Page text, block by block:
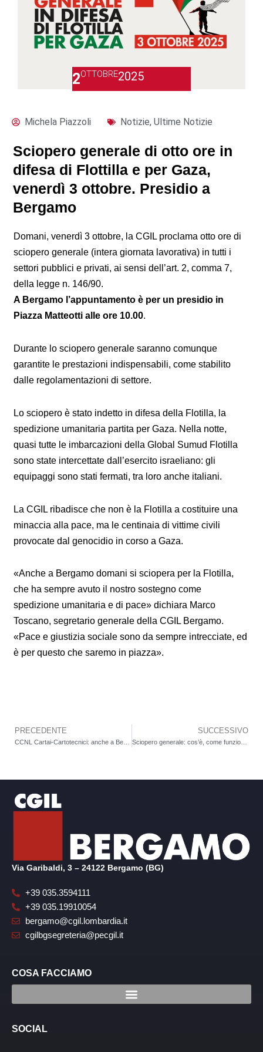
2OTTOBRE2025
Michela Piazzoli Notizie, Ultime Notizie
Sciopero generale di otto ore in
difesa di Flottilla e per Gaza,
venerdì 3 ottobre. Presidio a
Bergamo
Domani, venerdì 3 ottobre, la CGIL proclama otto ore di
sciopero generale (intera giornata lavorativa) in tutti i
settori pubblici e privati, ai sensi dell’art. 2, comma 7,
della legge n. 146/90.
A Bergamo l’appuntamento è per un presidio in
Piazza Matteotti alle ore 10.00.
Durante lo sciopero generale saranno comunque
garantite le prestazioni indispensabili, come stabilito
dalle regolamentazioni di settore.
Lo sciopero è stato indetto in difesa della Flotilla, la
spedizione umanitaria partita per Gaza. Nella notte,
quasi tutte le imbarcazioni della Global Sumud Flotilla
sono state intercettate dall’esercito israeliano: gli
equipaggi sono stati fermati, tra loro anche italiani.
La CGIL ribadisce che non è la Flotilla a costituire una
minaccia alla pace, ma le centinaia di vittime civili
provocate dal genocidio in corso a Gaza.
«Anche a Bergamo domani si sciopera per la Flotilla,
che ha sempre avuto il nostro sostegno come
spedizione umanitaria e di pace» dichiara Marco
Toscano, segretario generale della CGIL Bergamo.
«Pace e giustizia sociale sono da sempre intrecciate, ed
è per questo che saremo in piazza».
Precedente
PRECEDENTE SUCCESSIVO
Sciopero generale: cos’è, come funziona e cosa sapere
Via Garibaldi, 3 – 24122 Bergamo (BG)
+39 035.3594111
+39 035.19910054
bergamo@cgil.lombardia.it
cgilbgsegreteria@pecgil.it
COSA FACCIAMO
SOCIAL